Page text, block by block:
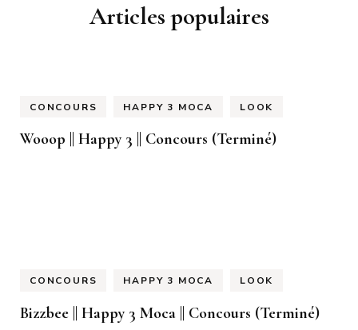
Articles populaires
CONCOURS HAPPY 3 MOCA LOOK
Wooop || Happy 3 || Concours (Terminé)
CONCOURS HAPPY 3 MOCA LOOK
Bizzbee || Happy 3 Moca || Concours (Terminé)